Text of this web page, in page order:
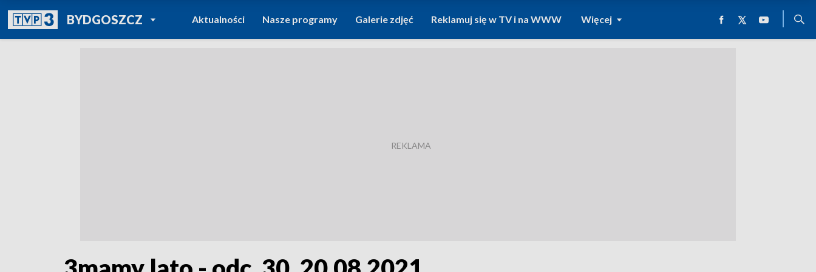
BYDGOSZCZPOWRÓT DO
TVP REGIONY
Aktualności Nasze programy Galerie zdjęć Reklamuj się w TV i na WWW Więcej